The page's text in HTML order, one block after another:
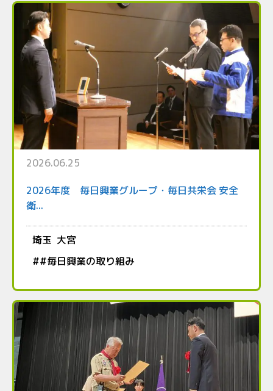
2026.06.25
2026年度 毎日興業グループ・毎日共栄会 安全
衛...
埼玉 大宮
##毎日興業の取り組み